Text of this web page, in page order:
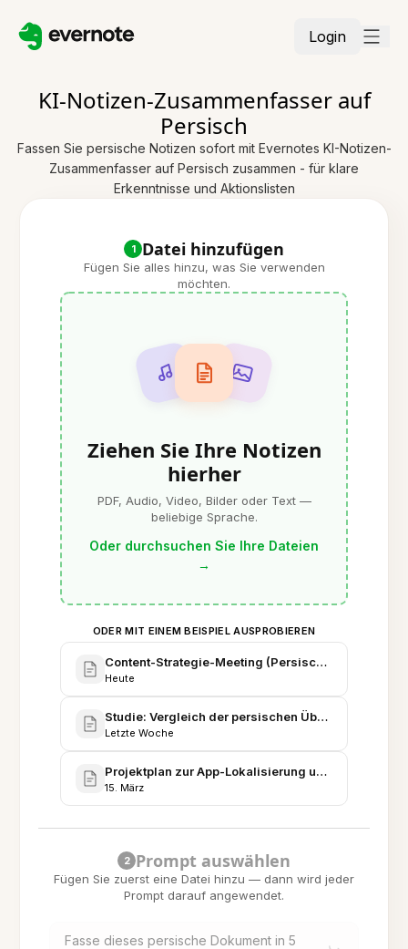
Login
KI-Notizen-Zusammenfasser auf
Persisch
Fassen Sie persische Notizen sofort mit Evernotes KI-Notizen-
Zusammenfasser auf Persisch zusammen - für klare
Erkenntnisse und Aktionslisten
1 Datei hinzufügen
Fügen Sie alles hinzu, was Sie verwenden
möchten.
Ziehen Sie Ihre Notizen
hierher
PDF, Audio, Video, Bilder oder Text —
beliebige Sprache.
Oder durchsuchen Sie Ihre Dateien
→
ODER MIT EINEM BEISPIEL AUSPROBIEREN
Content-Strategie-Meeting (Persisch) -
Heute
Studie: Vergleich der persischen
Letzte Woche
Projektplan zur App-Lokalisierung und
15. März
2 Prompt auswählen
Fügen Sie zuerst eine Datei hinzu — dann wird jeder
Prompt darauf angewendet.
Fasse dieses persische Dokument in 5